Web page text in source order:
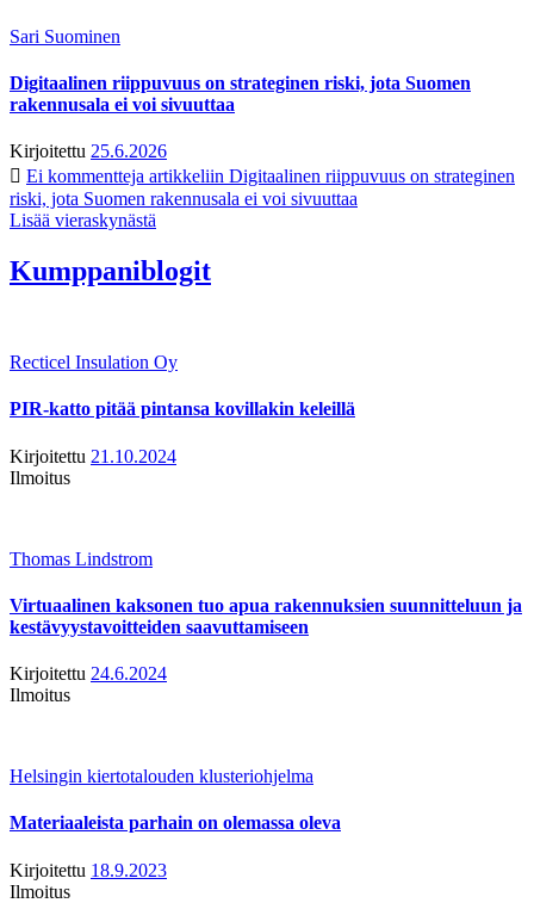
Sari Suominen
Digitaalinen riippuvuus on strateginen riski, jota Suomen
rakennusala ei voi sivuuttaa
Kirjoitettu 25.6.2026
Ei kommentteja artikkeliin Digitaalinen riippuvuus on strateginen
riski, jota Suomen rakennusala ei voi sivuuttaa
Lisää vieraskynästä
Kumppaniblogit
Recticel Insulation Oy
PIR-katto pitää pintansa kovillakin keleillä
Kirjoitettu 21.10.2024
Ilmoitus
Thomas Lindstrom
Virtuaalinen kaksonen tuo apua rakennuksien suunnitteluun ja
kestävyystavoitteiden saavuttamiseen
Kirjoitettu 24.6.2024
Ilmoitus
Helsingin kiertotalouden klusteriohjelma
Materiaaleista parhain on olemassa oleva
Kirjoitettu 18.9.2023
Ilmoitus